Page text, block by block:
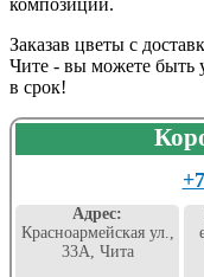
композиций.
Заказав цветы с
Чите - вы можете быть
в срок!
Адрес:
Красноармейская ул.,
33А, Чита